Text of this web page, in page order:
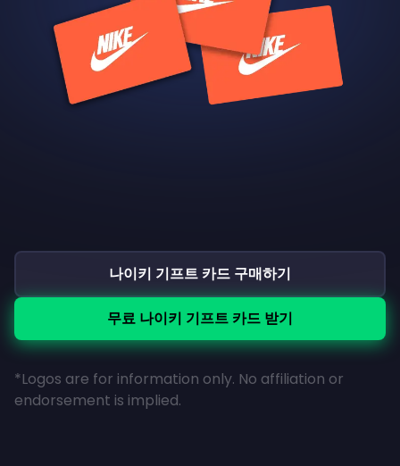
나이키 기프트 카드 구매하기
무료 나이키 기프트 카드 받기
*Logos are for information only. No affiliation or
endorsement is implied.